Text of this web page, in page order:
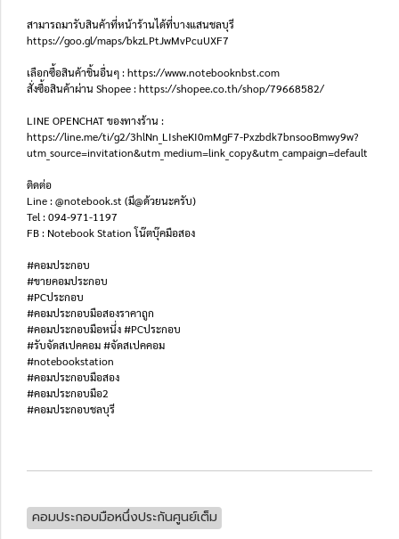
สามารถมารับสินค้าที่หน้าร้านได้ที่บางแสนชลบุรี
https://goo.gl/maps/bkzLPtJwMvPcuUXF7
เลือกซื้อสินค้าชิ้นอื่นๆ : https://www.notebooknbst.com
สั่งซื้อสินค้าผ่าน Shopee : https://shopee.co.th/shop/79668582/
LINE OPENCHAT ของทางร้าน :
https://line.me/ti/g2/3hlNn_LIsheKI0mMgF7-Pxzbdk7bnsooBmwy9w?
utm_source=invitation&utm_medium=link_copy&utm_campaign=default
ติดต่อ
Line : @notebook.st (มี@ด้วยนะครับ)
Tel : 094-971-1197
FB : Notebook Station โน๊ตบุ๊คมือสอง
#คอมประกอบ
#ขายคอมประกอบ
#PCประกอบ
#คอมประกอบมือสองราคาถูก
#คอมประกอบมือหนึ่ง #PCประกอบ
#รับจัดสเปคคอม #จัดสเปคคอม
#notebookstation
#คอมประกอบมือสอง
#คอมประกอบมือ2
#คอมประกอบชลบุรี
คอมประกอบมือหนึ่งประกันศูนย์เต็ม